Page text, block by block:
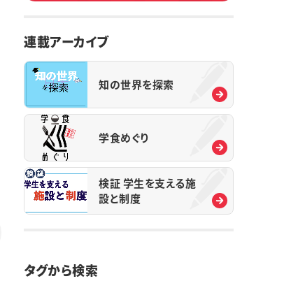
連載アーカイブ
知の世界を探索
学食めぐり
検証 学生を支える施
設と制度
タグから検索